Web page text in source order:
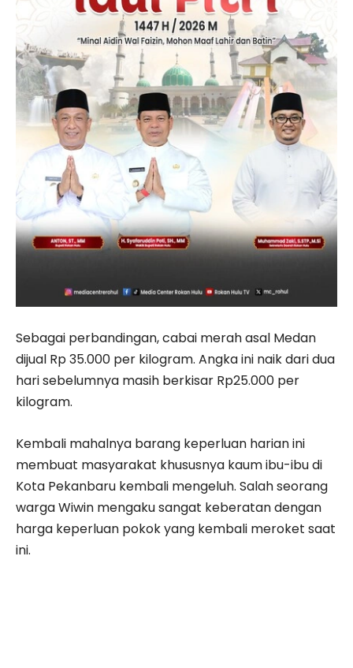
Sebagai perbandingan, cabai merah asal Medan
dijual Rp 35.000 per kilogram. Angka ini naik dari dua
hari sebelumnya masih berkisar Rp25.000 per
kilogram.
Kembali mahalnya barang keperluan harian ini
membuat masyarakat khususnya kaum ibu-ibu di
Kota Pekanbaru kembali mengeluh. Salah seorang
warga Wiwin mengaku sangat keberatan dengan
harga keperluan pokok yang kembali meroket saat
ini.